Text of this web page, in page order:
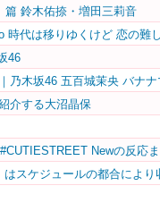
鈴木佑捺・増田三莉音
代は移りゆくけど 恋の難
46
木坂46 五百城茉央 バナ
介する大沼晶保
Newの反応
スケジュールの都合によ